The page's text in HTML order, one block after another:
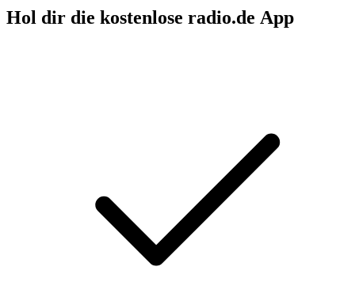
Hol dir die kostenlose radio.de App